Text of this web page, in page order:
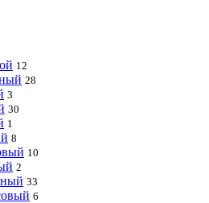
12
28
3
30
1
8
10
2
33
6